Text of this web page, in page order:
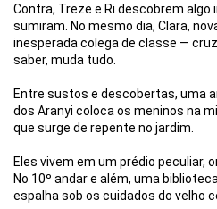
Contra, Treze e Ri descobrem
sumiram. No mesmo dia, Clara,
inesperada colega de classe —
saber, muda tudo.
Entre sustos e descobertas, uma
dos Aranyi coloca os meninos na
que surge de repente no jardim.
Eles vivem em um prédio peculiar,
No 10º andar e além, uma
espalha sob os cuidados do velho